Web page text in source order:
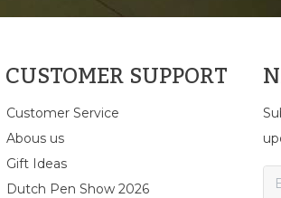
CUSTOMER SUPPORT
Customer Service
Abous us
Gift Ideas
Dutch Pen Show 2026